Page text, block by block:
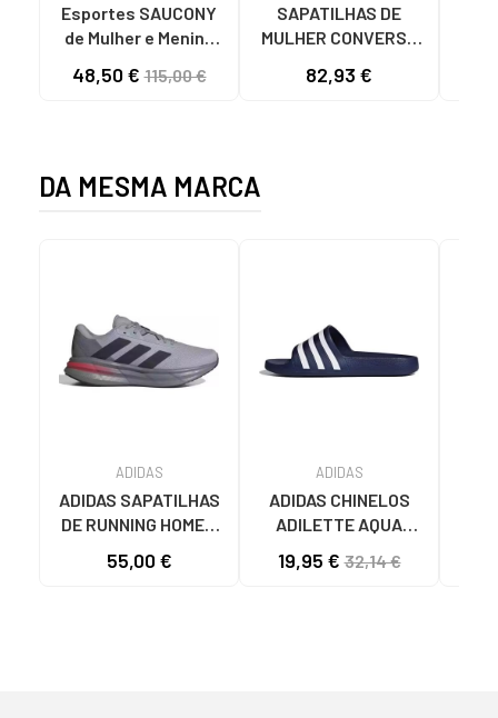
Esportes SAUCONY
de Mulher e Menina
DEPORTIVAS JAZZ
48,50 €115,00 €
SAPATILHAS DE
MULHER CONVERSE
TAYLOR ALL STAR
82,93 €
DA MESMA MARCA
ADIDAS
ADIDAS SAPATILHAS
DE RUNNING HOMEM
CINZENTO VARIOS
55,00 €
ADIDAS
ADIDAS CHINELOS
ADILETTE AQUA
19,95 €32,14 €